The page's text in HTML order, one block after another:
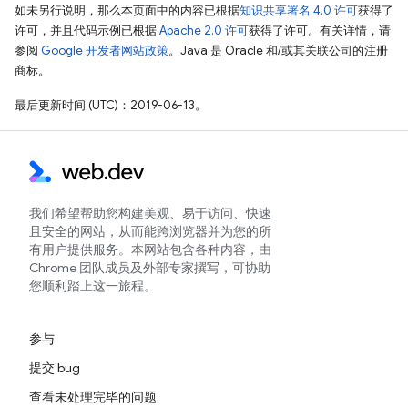
如未另行说明，那么本页面中的内容已根据知识共享署名 4.0 许可获得了
许可，并且代码示例已根据Apache 2.0 许可获得了许可。有关详情，请
参阅 Google 开发者网站政策。Java 是 Oracle 和/或其关联公司的注册
商标。
最后更新时间 (UTC)：2019-06-13。
我们希望帮助您构建美观、易于访问、快速
且安全的网站，从而能跨浏览器并为您的所
有用户提供服务。本网站包含各种内容，由
Chrome 团队成员及外部专家撰写，可协助
您顺利踏上这一旅程。
参与
提交 bug
查看未处理完毕的问题